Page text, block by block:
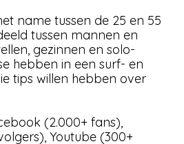
name tussen de 25 en 55
tussen mannen en
gezinnen en solo-
hebben in een surf- en
tips willen hebben over
(2.000+ fans),
Youtube (300+